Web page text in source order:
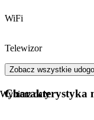
Wybierz daty
Wybierz daty
WiFi
Telewizor
Zobacz wszystkie
Charakterystyka